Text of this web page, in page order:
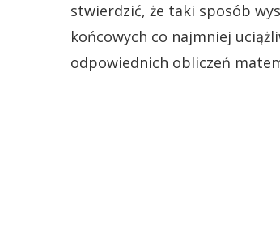
stwierdzić, że taki sposób
końcowych co najmniej
odpowiednich obliczeń